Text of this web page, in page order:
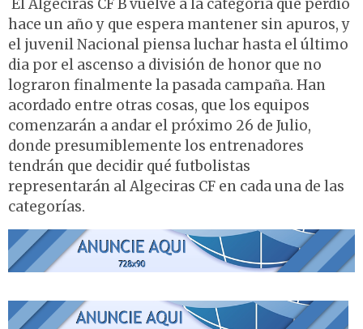
El Algeciras CF B vuelve a la categoría que perdió
hace un año y que espera mantener sin apuros, y
el juvenil Nacional piensa luchar hasta el último
dia por el ascenso a división de honor que no
lograron finalmente la pasada campaña. Han
acordado entre otras cosas, que los equipos
comenzarán a andar el próximo 26 de Julio,
donde presumiblemente los entrenadores
tendrán que decidir qué futbolistas
representarán al Algeciras CF en cada una de las
categorías.